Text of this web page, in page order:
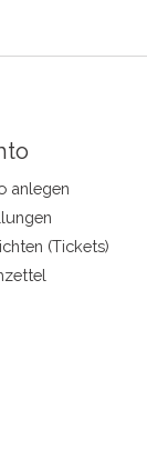
anlegen
(Tickets)